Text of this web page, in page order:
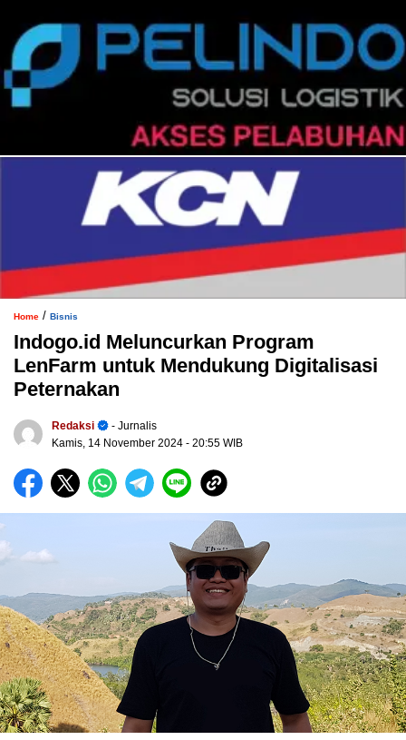
Home / Bisnis
Indogo.id Meluncurkan Program
LenFarm untuk Mendukung Digitalisasi
Peternakan
Redaksi
- Jurnalis
Kamis, 14 November 2024 - 20:55 WIB